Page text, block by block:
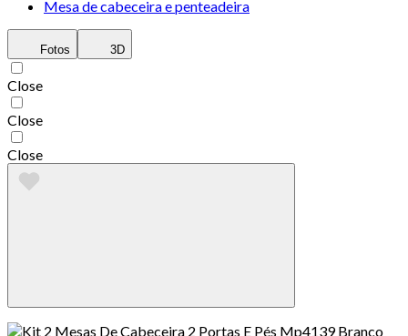
Mesa de cabeceira e penteadeira
Fotos 3D
Close
Close
Close